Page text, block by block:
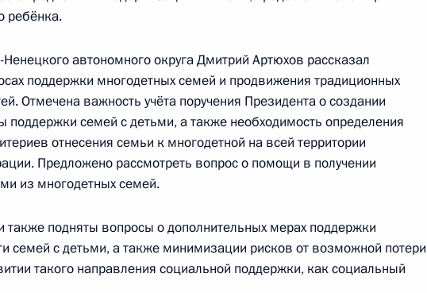
ребёнка.
автономного округа Дмитрий Артюхов рассказал
поддержки многодетных семей и продвижения традиционных
Отмечена важность учёта поручения Президента о создании
поддержки семей с детьми, а также необходимость определения
отнесения семьи к многодетной на всей территории
Предложено рассмотреть вопрос о помощи в получении
из многодетных семей.
также подняты вопросы о дополнительных мерах поддержки
семей с детьми, а также минимизации рисков от возможной потери
такого направления социальной поддержки, как социальный